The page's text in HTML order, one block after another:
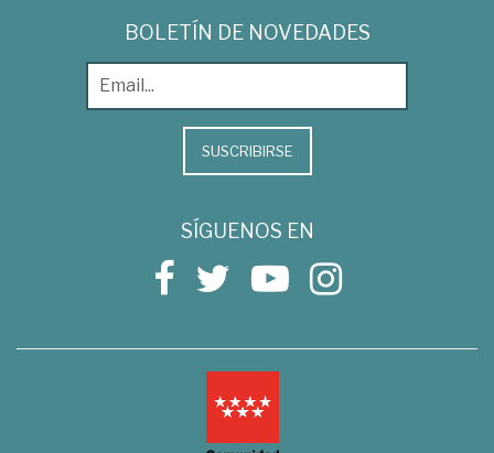
BOLETÍN DE NOVEDADES
SUSCRIBIRSE
SÍGUENOS EN